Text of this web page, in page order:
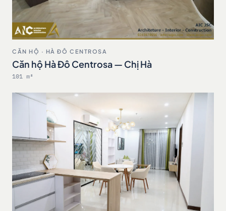
CĂN HỘ · HÀ ĐÔ CENTROSA
Căn hộ Hà Đô Centrosa — Chị Hà
101 m²